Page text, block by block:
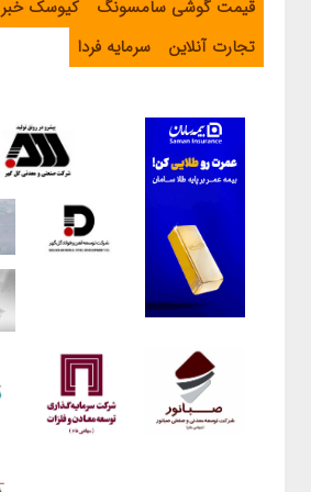
قیمت گوشی سامسونگ
کیوسک خبر
تجارت آنلاین
سرمایه فردا